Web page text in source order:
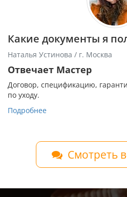
Какие документы я
Наталья Устинова / г. Москва
Отвечает Мастер
Договор, спецификацию,
по уходу.
Подробнее
Смотреть